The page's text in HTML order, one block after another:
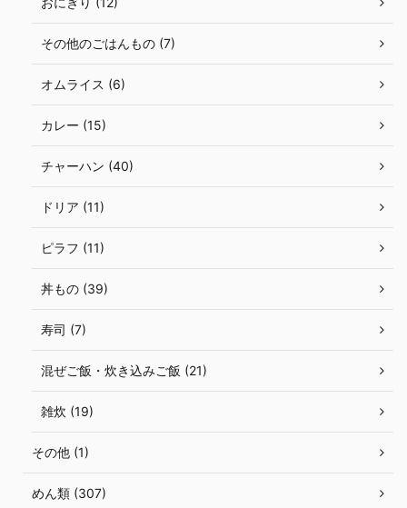
その他のごはんもの (7)
オムライス (6)
カレー (15)
チャーハン (40)
ドリア (11)
ピラフ (11)
丼もの (39)
寿司 (7)
混ぜご飯・炊き込みご飯 (21)
雑炊 (19)
その他 (1)
めん類 (307)